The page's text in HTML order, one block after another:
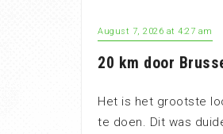
August 7, 2026 at 4:27 am
20 km door
Het is het grootste
te doen. Dit was